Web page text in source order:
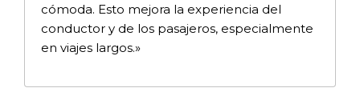
cómoda. Esto mejora la experiencia del
conductor y de los pasajeros, especialmente
en viajes largos.»